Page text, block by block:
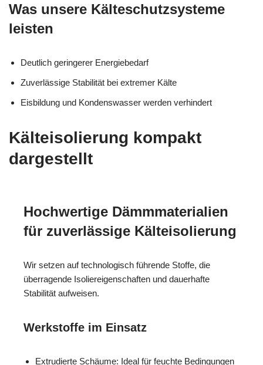
Was unsere Kälteschutzsysteme
leisten
Deutlich geringerer Energiebedarf
Zuverlässige Stabilität bei extremer Kälte
Eisbildung und Kondenswasser werden verhindert
Kälteisolierung kompakt
dargestellt
Hochwertige Dämmmaterialien
für zuverlässige Kälteisolierung
Wir setzen auf technologisch führende Stoffe, die
überragende Isoliereigenschaften und dauerhafte
Stabilität aufweisen.
Werkstoffe im Einsatz
Extrudierte Schäume: Ideal für feuchte Bedingungen